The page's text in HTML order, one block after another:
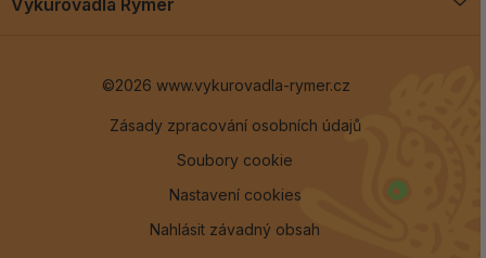
Vykuřovadla Rymer
©2026 www.vykurovadla-rymer.cz
Zásady zpracování osobních údajů
Soubory cookie
Nastavení cookies
Nahlásit závadný obsah